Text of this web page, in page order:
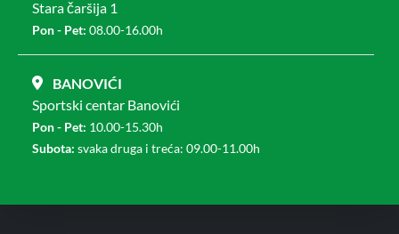
Stara čaršija 1
Pon - Pet: 08.00-16.00h
BANOVIĆI
Sportski centar Banovići
Pon - Pet: 10.00-15.30h
Subota: svaka druga i treća: 09.00-11.00h